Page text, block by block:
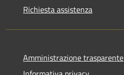
Richiesta assistenza
Amministrazione trasparente